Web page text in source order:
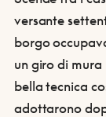
versante
borgo
un giro di
bella tecnica
adottarono